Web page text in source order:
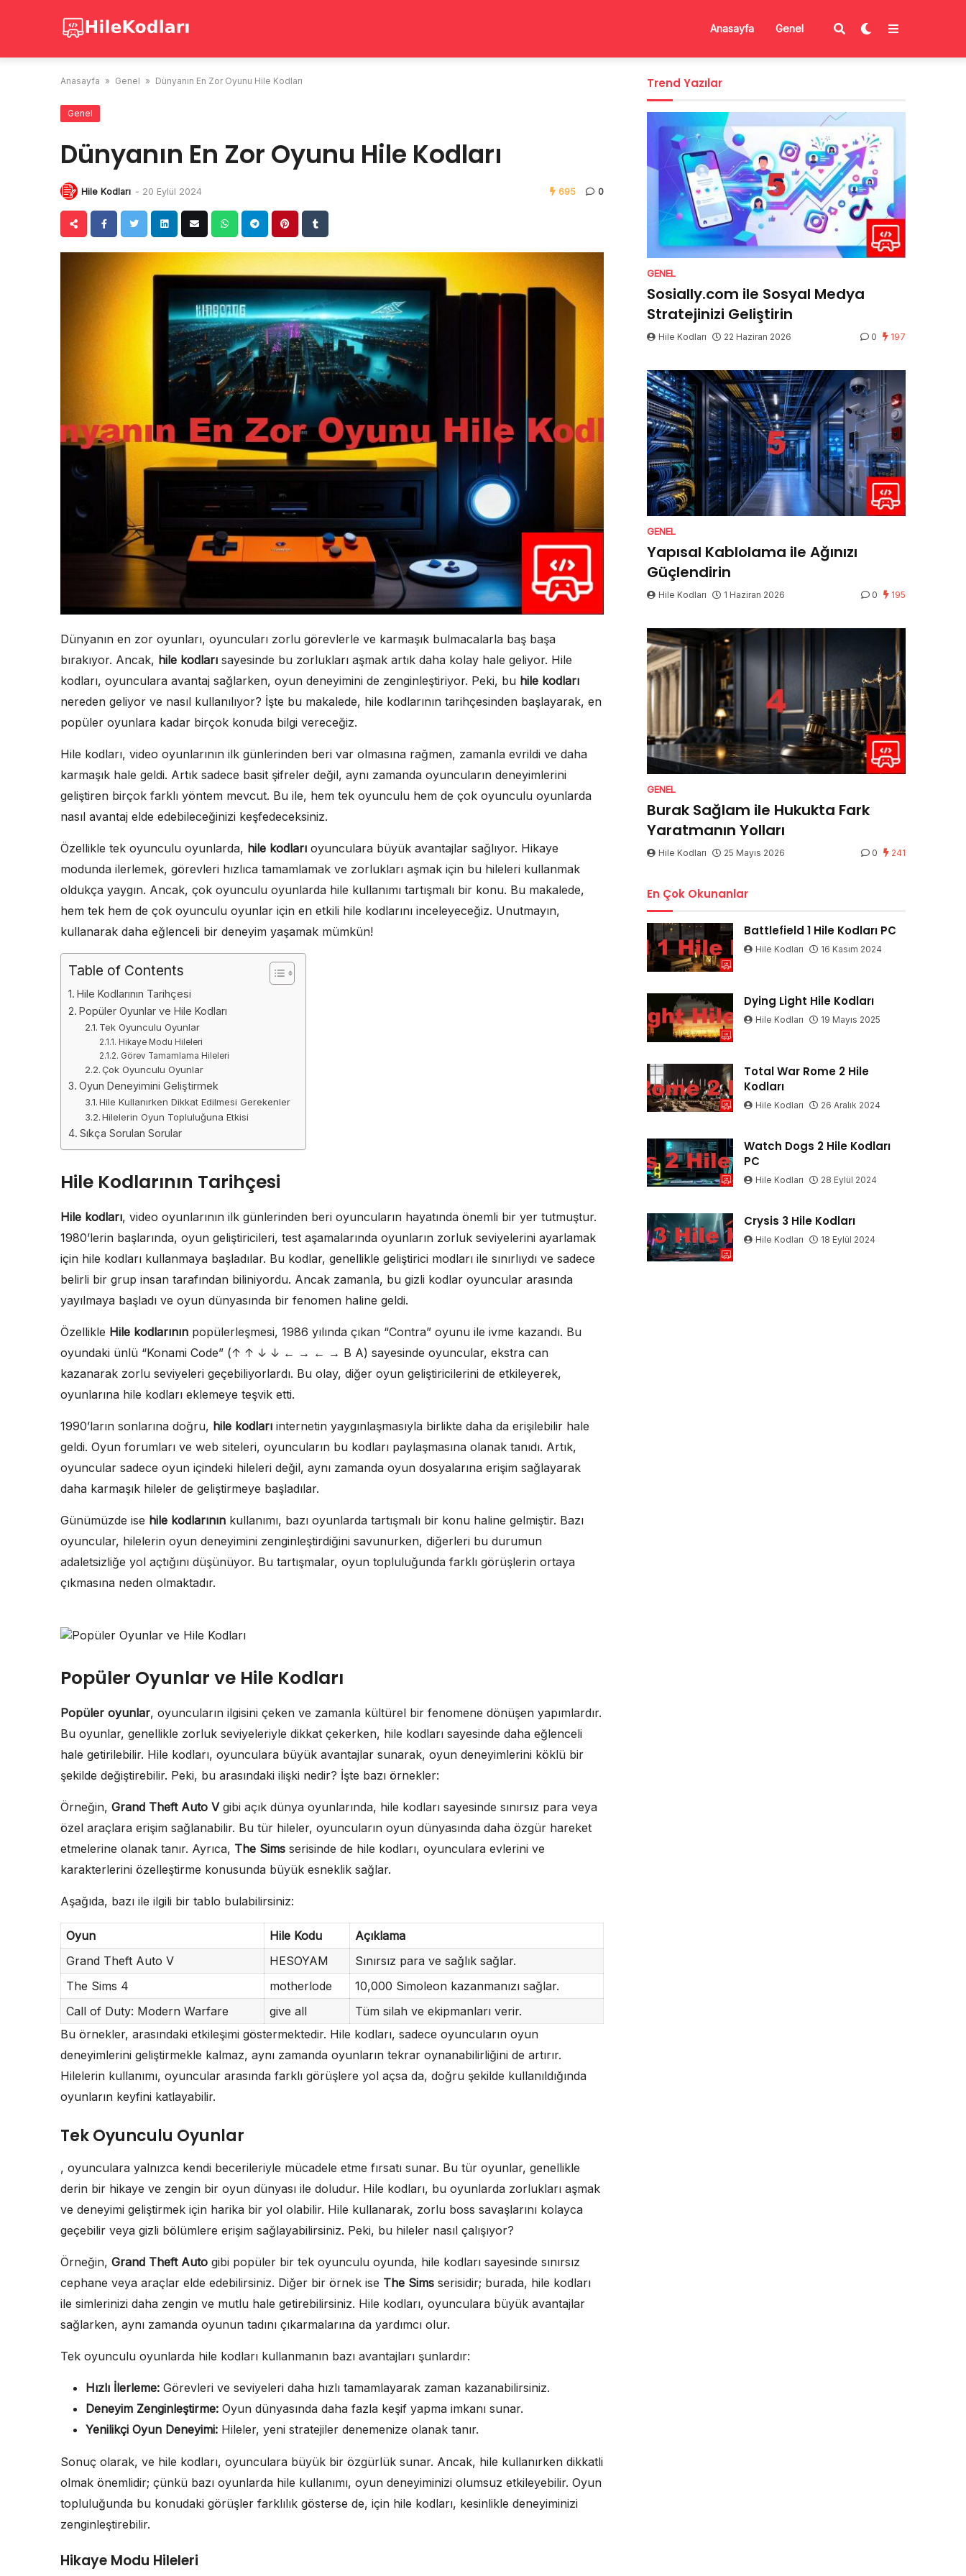
Anasayfa Genel
Anasayfa » Genel » Dünyanın En Zor Oyunu Hile Kodları
Genel
Dünyanın En Zor Oyunu Hile Kodları
Hile Kodları - 20 Eylül 2024 695 0
Dünyanın en zor oyunları, oyuncuları zorlu görevlerle ve karmaşık bulmacalarla baş başa
bırakıyor. Ancak, hile kodları sayesinde bu zorlukları aşmak artık daha kolay hale geliyor. Hile
kodları, oyunculara avantaj sağlarken, oyun deneyimini de zenginleştiriyor. Peki, bu hile kodları
nereden geliyor ve nasıl kullanılıyor? İşte bu makalede, hile kodlarının tarihçesinden başlayarak, en
popüler oyunlara kadar birçok konuda bilgi vereceğiz.
Hile kodları, video oyunlarının ilk günlerinden beri var olmasına rağmen, zamanla evrildi ve daha
karmaşık hale geldi. Artık sadece basit şifreler değil, aynı zamanda oyuncuların deneyimlerini
geliştiren birçok farklı yöntem mevcut. Bu ile, hem tek oyunculu hem de çok oyunculu oyunlarda
nasıl avantaj elde edebileceğinizi keşfedeceksiniz.
Özellikle tek oyunculu oyunlarda, hile kodları oyunculara büyük avantajlar sağlıyor. Hikaye
modunda ilerlemek, görevleri hızlıca tamamlamak ve zorlukları aşmak için bu hileleri kullanmak
oldukça yaygın. Ancak, çok oyunculu oyunlarda hile kullanımı tartışmalı bir konu. Bu makalede,
hem tek hem de çok oyunculu oyunlar için en etkili hile kodlarını inceleyeceğiz. Unutmayın,
kullanarak daha eğlenceli bir deneyim yaşamak mümkün!
Table of Contents
Hile Kodlarının Tarihçesi
Popüler Oyunlar ve Hile Kodları
Tek Oyunculu Oyunlar
Hikaye Modu Hileleri
Görev Tamamlama Hileleri
Çok Oyunculu Oyunlar
Oyun Deneyimini Geliştirmek
Hile Kullanırken Dikkat Edilmesi Gerekenler
Hilelerin Oyun Topluluğuna Etkisi
Sıkça Sorulan Sorular
Hile Kodlarının Tarihçesi
Hile kodları, video oyunlarının ilk günlerinden beri oyuncuların hayatında önemli bir yer tutmuştur.
1980’lerin başlarında, oyun geliştiricileri, test aşamalarında oyunların zorluk seviyelerini ayarlamak
için hile kodları kullanmaya başladılar. Bu kodlar, genellikle geliştirici modları ile sınırlıydı ve sadece
belirli bir grup insan tarafından biliniyordu. Ancak zamanla, bu gizli kodlar oyuncular arasında
yayılmaya başladı ve oyun dünyasında bir fenomen haline geldi.
Özellikle Hile kodlarının popülerleşmesi, 1986 yılında çıkan “Contra” oyunu ile ivme kazandı. Bu
oyundaki ünlü “Konami Code” (↑ ↑ ↓ ↓ ← → ← → B A) sayesinde oyuncular, ekstra can
kazanarak zorlu seviyeleri geçebiliyorlardı. Bu olay, diğer oyun geliştiricilerini de etkileyerek,
oyunlarına hile kodları eklemeye teşvik etti.
1990’ların sonlarına doğru, hile kodları internetin yaygınlaşmasıyla birlikte daha da erişilebilir hale
geldi. Oyun forumları ve web siteleri, oyuncuların bu kodları paylaşmasına olanak tanıdı. Artık,
oyuncular sadece oyun içindeki hileleri değil, aynı zamanda oyun dosyalarına erişim sağlayarak
daha karmaşık hileler de geliştirmeye başladılar.
Günümüzde ise hile kodlarının kullanımı, bazı oyunlarda tartışmalı bir konu haline gelmiştir. Bazı
oyuncular, hilelerin oyun deneyimini zenginleştirdiğini savunurken, diğerleri bu durumun
adaletsizliğe yol açtığını düşünüyor. Bu tartışmalar, oyun topluluğunda farklı görüşlerin ortaya
çıkmasına neden olmaktadır.
Popüler Oyunlar ve Hile Kodları
Popüler oyunlar, oyuncuların ilgisini çeken ve zamanla kültürel bir fenomene dönüşen yapımlardır.
Bu oyunlar, genellikle zorluk seviyeleriyle dikkat çekerken, hile kodları sayesinde daha eğlenceli
hale getirilebilir. Hile kodları, oyunculara büyük avantajlar sunarak, oyun deneyimlerini köklü bir
şekilde değiştirebilir. Peki, bu arasındaki ilişki nedir? İşte bazı örnekler:
Örneğin, Grand Theft Auto Vgibi açık dünya oyunlarında, hile kodları sayesinde sınırsız para veya
özel araçlara erişim sağlanabilir. Bu tür hileler, oyuncuların oyun dünyasında daha özgür hareket
etmelerine olanak tanır. Ayrıca, The Sims serisinde de hile kodları, oyunculara evlerini ve
karakterlerini özelleştirme konusunda büyük esneklik sağlar.
Aşağıda, bazı ile ilgili bir tablo bulabilirsiniz:
Oyun Hile Kodu
Açıklama
Grand Theft Auto V
HESOYAM
Sınırsız para ve sağlık sağlar.
The Sims 4
motherlode
10,000 Simoleon kazanmanızı sağlar.
Call of Duty: Modern Warfare
give all
Tüm silah ve ekipmanları verir.
Bu örnekler, arasındaki etkileşimi göstermektedir. Hile kodları, sadece oyuncuların oyun
deneyimlerini geliştirmekle kalmaz, aynı zamanda oyunların tekrar oynanabilirliğini de artırır.
Hilelerin kullanımı, oyuncular arasında farklı görüşlere yol açsa da, doğru şekilde kullanıldığında
oyunların keyfini katlayabilir.
Tek Oyunculu Oyunlar
, oyunculara yalnızca kendi becerileriyle mücadele etme fırsatı sunar. Bu tür oyunlar, genellikle
derin bir hikaye ve zengin bir oyun dünyası ile doludur. Hile kodları, bu oyunlarda zorlukları aşmak
ve deneyimi geliştirmek için harika bir yol olabilir. Hile kullanarak, zorlu boss savaşlarını kolayca
geçebilir veya gizli bölümlere erişim sağlayabilirsiniz. Peki, bu hileler nasıl çalışıyor?
Örneğin, Grand Theft Auto gibi popüler bir tek oyunculu oyunda, hile kodları sayesinde sınırsız
cephane veya araçlar elde edebilirsiniz. Diğer bir örnek ise The Sims serisidir; burada, hile kodları
ile simlerinizi daha zengin ve mutlu hale getirebilirsiniz. Hile kodları, oyunculara büyük avantajlar
sağlarken, aynı zamanda oyunun tadını çıkarmalarına da yardımcı olur.
Tek oyunculu oyunlarda hile kodları kullanmanın bazı avantajları şunlardır:
Hızlı İlerleme: Görevleri ve seviyeleri daha hızlı tamamlayarak zaman kazanabilirsiniz.
Deneyim Zenginleştirme: Oyun dünyasında daha fazla keşif yapma imkanı sunar.
Yenilikçi Oyun Deneyimi: Hileler, yeni stratejiler denemenize olanak tanır.
Sonuç olarak, ve hile kodları, oyunculara büyük bir özgürlük sunar. Ancak, hile kullanırken dikkatli
olmak önemlidir; çünkü bazı oyunlarda hile kullanımı, oyun deneyiminizi olumsuz etkileyebilir. Oyun
topluluğunda bu konudaki görüşler farklılık gösterse de, için hile kodları, kesinlikle deneyiminizi
zenginleştirebilir.
Hikaye Modu Hileleri
Trend Yazılar
GENEL
Sosially.com ile Sosyal Medya
Stratejinizi Geliştirin
Hile Kodları 22 Haziran 2026 0 197
GENEL
Yapısal Kablolama ile Ağınızı
Güçlendirin
Hile Kodları 1 Haziran 2026 0 195
GENEL
Burak Sağlam ile Hukukta Fark
Yaratmanın Yolları
Hile Kodları 25 Mayıs 2026 0 241
En Çok Okunanlar
Battlefield 1 Hile Kodları PC
Hile Kodları 16 Kasım 2024
Dying Light Hile Kodları
Hile Kodları 19 Mayıs 2025
Total War Rome 2 Hile
Kodları
Hile Kodları 26 Aralık 2024
Watch Dogs 2 Hile Kodları
PC
Hile Kodları 28 Eylül 2024
Crysis 3 Hile Kodları
Hile Kodları 18 Eylül 2024